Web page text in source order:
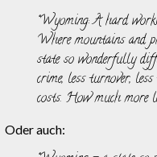
Wyoming: A hard
Where mountains and
state so wonderfully
crime, less turnover,
costs. How much more
Oder auch: